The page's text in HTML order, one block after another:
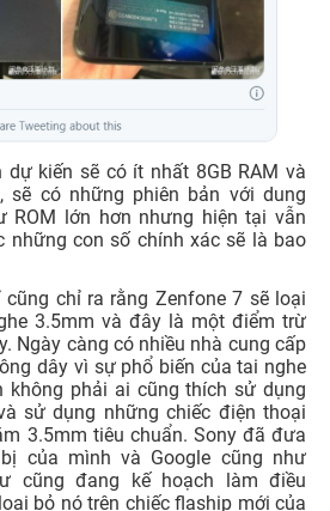
dự kiến sẽ có ít nhất 8GB RAM và
sẽ có những phiên bản với dung
ROM lớn hơn nhưng hiện tại vẫn
những con số chính xác sẽ là bao
chỉ ra rằng Zenfone 7 sẽ loại
3.5mm và đây là một điểm trừ
Ngày càng có nhiều nhà cung cấp
dây vì sự phổ biến của tai nghe
không phải ai cũng thích sử dụng
sử dụng những chiếc điện thoại
3.5mm tiêu chuẩn. Sony đã đưa
của mình và Google cũng như
cũng đang kế hoạch làm điều
bỏ nó trên chiếc flaship mới của